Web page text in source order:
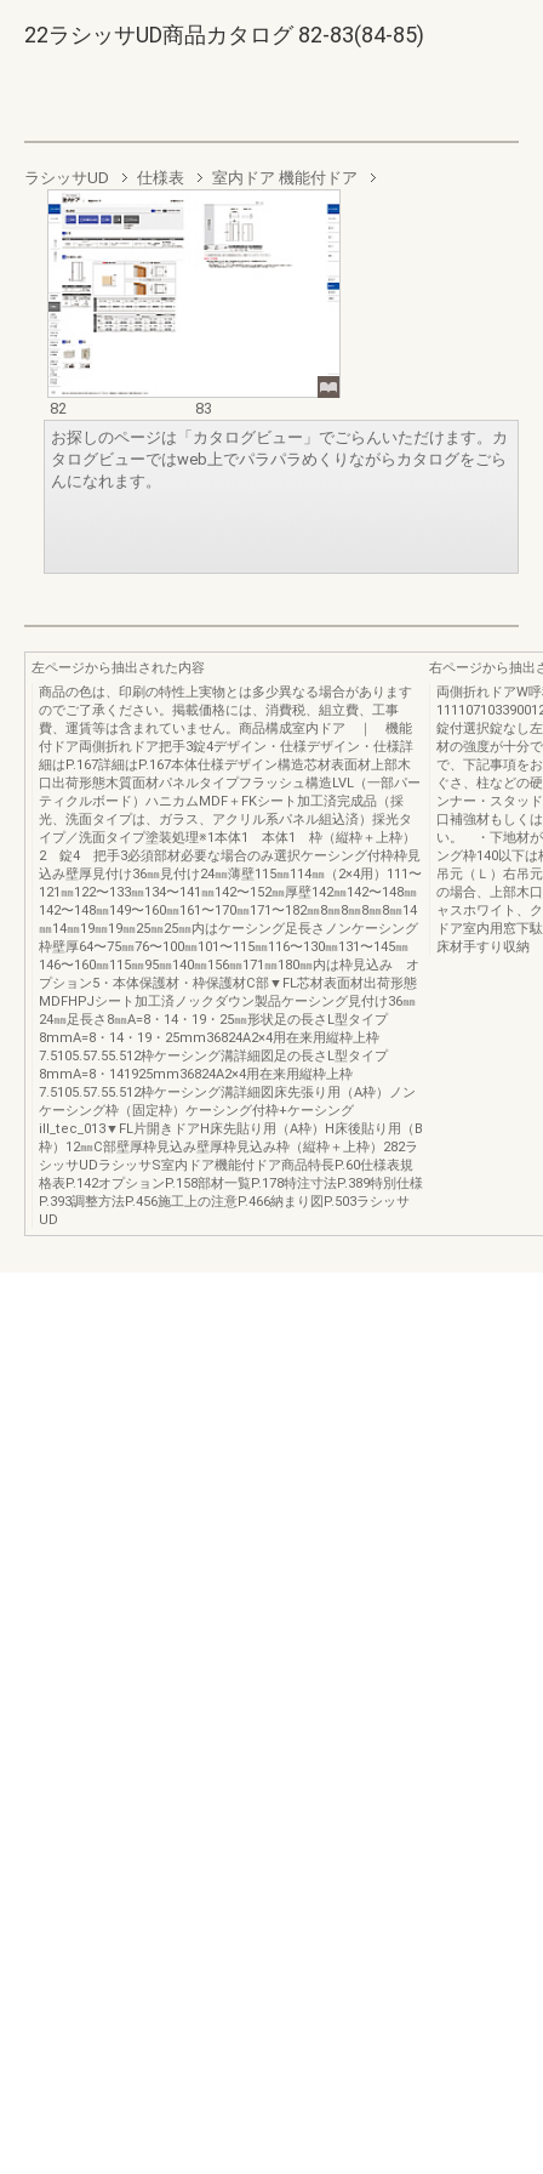
22ラシッサUD商品カタログ 82-83(84-85)
ラシッサUD 仕様表 室内ドア 機能付ドア
82
83
お探しのページは「カタログビュー」でごらんいただけます。カ
タログビューではweb上でパラパラめくりながらカタログをごら
んになれます。
左ページから抽出された内容
商品の色は、印刷の特性上実物とは多少異なる場合があります
のでご了承ください。掲載価格には、消費税、組立費、工事
費、運賃等は含まれていません。商品構成室内ドア ｜ 機能
付ドア両側折れドア把手3錠4デザイン・仕様デザイン・仕様詳
細はP.167詳細はP.167本体仕様デザイン構造芯材表面材上部木
口出荷形態木質面材パネルタイプフラッシュ構造LVL（一部パー
ティクルボード）ハニカムMDF＋FKシート加工済完成品（採
光、洗面タイプは、ガラス、アクリル系パネル組込済）採光タ
イプ／洗面タイプ塗装処理※1本体1 本体1 枠（縦枠＋上枠）
2 錠4 把手3必須部材必要な場合のみ選択ケーシング付枠枠見
込み壁厚見付け36㎜見付け24㎜薄壁115㎜114㎜（2×4用）111〜
121㎜122〜133㎜134〜141㎜142〜152㎜厚壁142㎜142〜148㎜
142〜148㎜149〜160㎜161〜170㎜171〜182㎜8㎜8㎜8㎜8㎜14
㎜14㎜19㎜19㎜25㎜25㎜内はケーシング足長さノンケーシング
枠壁厚64〜75㎜76〜100㎜101〜115㎜116〜130㎜131〜145㎜
146〜160㎜115㎜95㎜140㎜156㎜171㎜180㎜内は枠見込み オ
プション5・本体保護材・枠保護材C部▼FL芯材表面材出荷形態
MDFHPJシート加工済ノックダウン製品ケーシング見付け36㎜
24㎜足長さ8㎜A=8・14・19・25㎜形状足の長さL型タイプ
8mmA=8・14・19・25mm36824A2×4用在来用縦枠上枠
7.5105.57.55.512枠ケーシング溝詳細図足の長さL型タイプ
8mmA=8・141925mm36824A2×4用在来用縦枠上枠
7.5105.57.55.512枠ケーシング溝詳細図床先張り用（A枠）ノン
ケーシング枠（固定枠）ケーシング付枠+ケーシング
ill_tec_013▼FL片開きドアH床先貼り用（A枠）H床後貼り用（B
枠）12㎜C部壁厚枠見込み壁厚枠見込み枠（縦枠＋上枠）282ラ
シッサUDラシッサS室内ドア機能付ドア商品特長P.60仕様表規
格表P.142オプションP.158部材一覧P.178特注寸法P.389特別仕様
P.393調整方法P.456施工上の注意P.466納まり図P.503ラシッサ
UD
右ページから抽出
両側折れドアW
錠付選択錠なし
材の強度が十分
で、下記事項を
ぐさ、柱などの
ンナー・スタッ
口補強材もしく
い。 ・下地材が
ング枠140以下
吊元（Ｌ）右吊
の場合、上部木
ャスホワイト、
ドア室内用窓下
床材手すり収納